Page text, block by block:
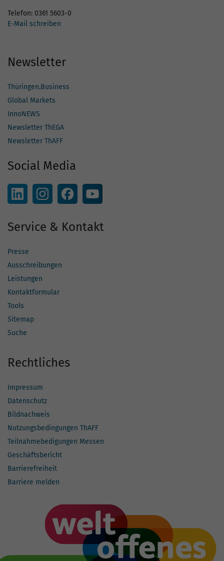
Telefon: 0361 5603-0
E-Mail schreiben
Newsletter
Thüringen.Business
Global Markets
InnoNEWS
Newsletter ThEGA
Newsletter ThAFF
Social Media
Service & Kontakt
Presse
Ausschreibungen
Leistungen
Kontaktformular
Tools
Sitemap
Suche
Rechtliches
Impressum
Datenschutz
Bildnachweis
Nutzungsbedingungen ThAFF
Teilnahmebedigungen Messen
Geschäftsbericht
Barrierefreiheit
Barriere melden